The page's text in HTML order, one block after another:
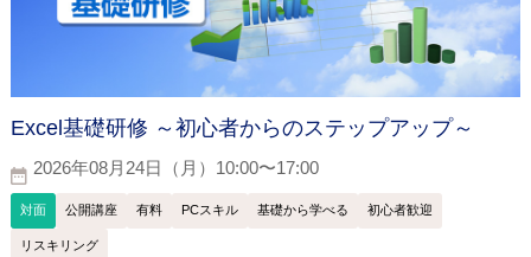
Excel基礎研修 ～初心者からのステップアップ～
2026年08月24日（月）10:00〜17:00
対面 公開講座 有料 PCスキル 基礎から学べる 初心者歓迎
リスキリング